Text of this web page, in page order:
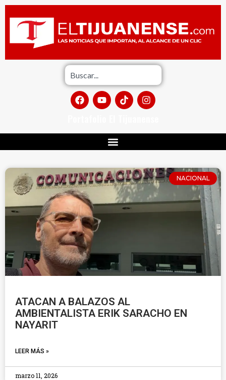
NACIONAL
ATACAN A BALAZOS AL
AMBIENTALISTA ERIK SARACHO EN
NAYARIT
LEER MÁS »
marzo 11, 2026